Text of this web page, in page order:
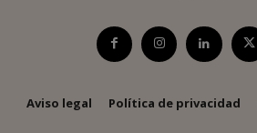
Aviso legal Política de privacidad